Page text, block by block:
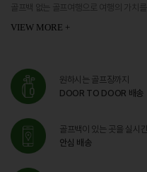
골프백 없는 골프여행으로 여행의 가치를
VIEW MORE +
원하시는 골프장까지
DOOR TO DOOR 배송
골프백이 있는 곳을 실시
안심 배송